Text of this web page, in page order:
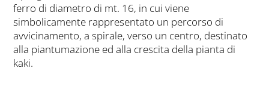
ferro di diametro di mt. 16, in cui viene
simbolicamente rappresentato un percorso di
avvicinamento, a spirale, verso un centro, destinato
alla piantumazione ed alla crescita della pianta di
kaki.